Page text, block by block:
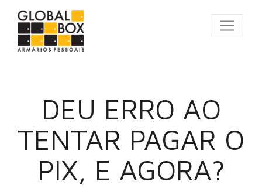
DEU ERRO AO
TENTAR PAGAR O
PIX, E AGORA?